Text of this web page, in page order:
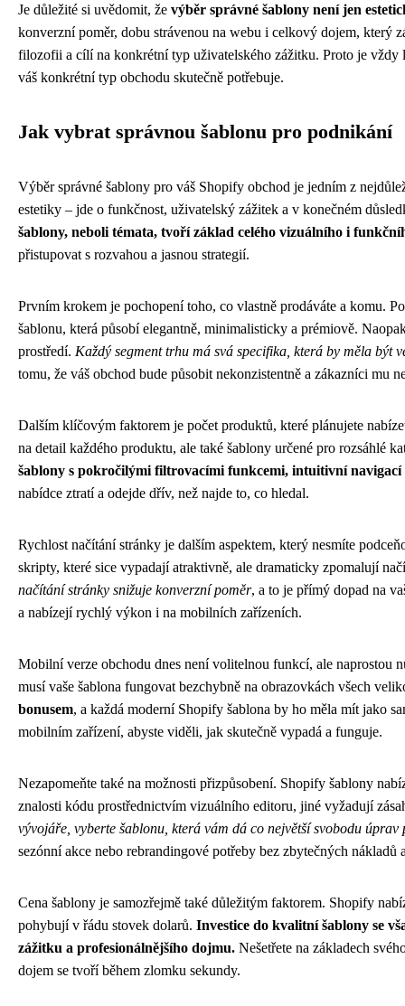
Je důležité si uvědomit, že výběr správné šablony není jen
konverzní poměr, dobu strávenou na webu i celkový dojem, který
filozofii a cílí na konkrétní typ uživatelského zážitku. Proto je vždy
váš konkrétní typ obchodu skutečně potřebuje.
Jak vybrat správnou šablonu pro podnikání
Výběr správné šablony pro váš Shopify obchod je jedním z
estetiky – jde o funkčnost, uživatelský zážitek a v konečném
šablony, neboli témata, tvoří základ celého vizuálního i
přistupovat s rozvahou a jasnou strategií.
Prvním krokem je pochopení toho, co vlastně prodáváte a komu.
šablonu, která působí elegantně, minimalisticky a prémiově.
prostředí. Každý segment trhu má svá specifika, která by měla být
tomu, že váš obchod bude působit nekonzistentně a zákazníci mu
Dalším klíčovým faktorem je počet produktů, které plánujete
na detail každého produktu, ale také šablony určené pro rozsáhlé
šablony s pokročilými filtrovacími funkcemi, intuitivní
nabídce ztratí a odejde dřív, než najde to, co hledal.
Rychlost načítání stránky je dalším aspektem, který nesmíte
skripty, které sice vypadají atraktivně, ale dramaticky zpomalují
načítání stránky snižuje konverzní poměr, a to je přímý dopad na
a nabízejí rychlý výkon i na mobilních zařízeních.
Mobilní verze obchodu dnes není volitelnou funkcí, ale naprostou
musí vaše šablona fungovat bezchybně na obrazovkách všech
bonusem, a každá moderní Shopify šablona by ho měla mít jako
mobilním zařízení, abyste viděli, jak skutečně vypadá a funguje.
Nezapomeňte také na možnosti přizpůsobení. Shopify šablony
znalosti kódu prostřednictvím vizuálního editoru, jiné vyžadují
vývojáře, vyberte šablonu, která vám dá co největší svobodu
sezónní akce nebo rebrandingové potřeby bez zbytečných nákladů
Cena šablony je samozřejmě také důležitým faktorem. Shopify
pohybují v řádu stovek dolarů. Investice do kvalitní šablony se
zážitku a profesionálnějšího dojmu. Nešetřete na základech
dojem se tvoří během zlomku sekundy.